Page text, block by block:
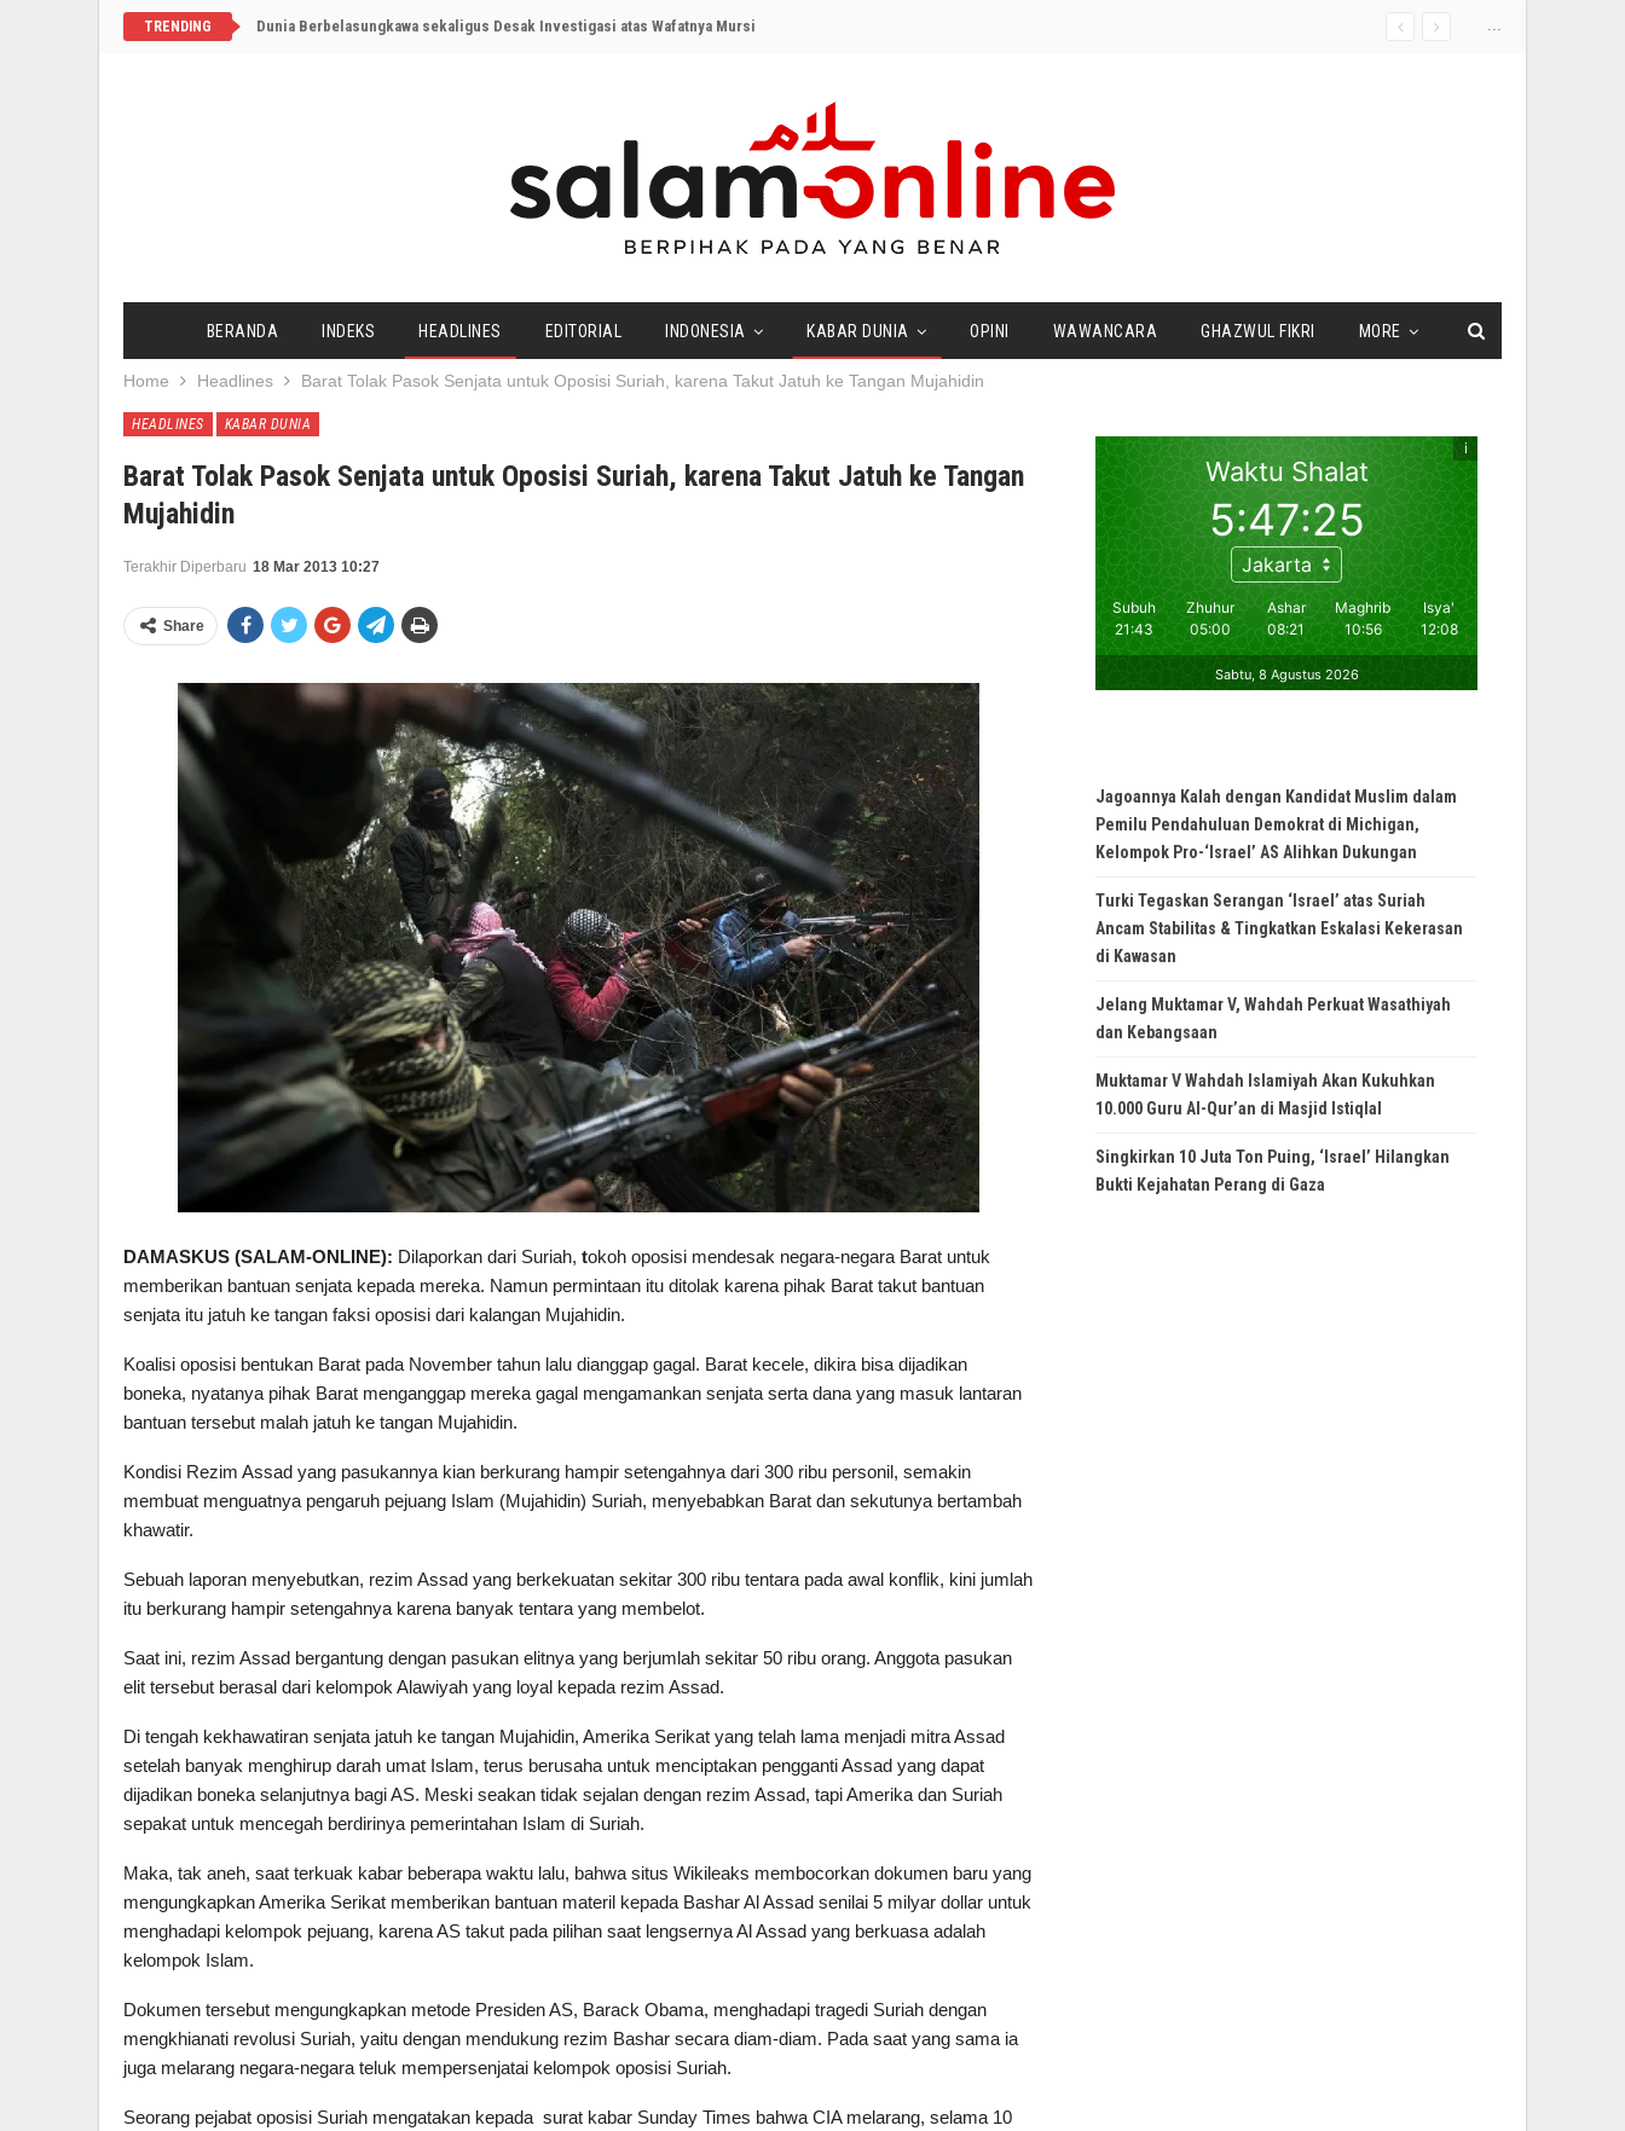
...
TRENDING Dunia Berbelasungkawa sekaligus Desak Investigasi atas Wafatnya Mursi
BERANDA INDEKS HEADLINES EDITORIAL INDONESIA KABAR DUNIA OPINI WAWANCARA GHAZWUL FIKRI MORE
Home Headlines Barat Tolak Pasok Senjata untuk Oposisi Suriah, karena Takut Jatuh ke Tangan Mujahidin
HEADLINES KABAR DUNIA
Barat Tolak Pasok Senjata untuk Oposisi Suriah, karena Takut Jatuh ke Tangan
Mujahidin
Terakhir Diperbaru 18 Mar 2013 10:27
Share
DAMASKUS (SALAM-ONLINE): Dilaporkan dari Suriah, tokoh oposisi mendesak negara-negara Barat untuk
memberikan bantuan senjata kepada mereka. Namun permintaan itu ditolak karena pihak Barat takut bantuan
senjata itu jatuh ke tangan faksi oposisi dari kalangan Mujahidin.
Koalisi oposisi bentukan Barat pada November tahun lalu dianggap gagal. Barat kecele, dikira bisa dijadikan
boneka, nyatanya pihak Barat menganggap mereka gagal mengamankan senjata serta dana yang masuk lantaran
bantuan tersebut malah jatuh ke tangan Mujahidin.
Kondisi Rezim Assad yang pasukannya kian berkurang hampir setengahnya dari 300 ribu personil, semakin
membuat menguatnya pengaruh pejuang Islam (Mujahidin) Suriah, menyebabkan Barat dan sekutunya bertambah
khawatir.
Sebuah laporan menyebutkan, rezim Assad yang berkekuatan sekitar 300 ribu tentara pada awal konflik, kini jumlah
itu berkurang hampir setengahnya karena banyak tentara yang membelot.
Saat ini, rezim Assad bergantung dengan pasukan elitnya yang berjumlah sekitar 50 ribu orang. Anggota pasukan
elit tersebut berasal dari kelompok Alawiyah yang loyal kepada rezim Assad.
Di tengah kekhawatiran senjata jatuh ke tangan Mujahidin, Amerika Serikat yang telah lama menjadi mitra Assad
setelah banyak menghirup darah umat Islam, terus berusaha untuk menciptakan pengganti Assad yang dapat
dijadikan boneka selanjutnya bagi AS. Meski seakan tidak sejalan dengan rezim Assad, tapi Amerika dan Suriah
sepakat untuk mencegah berdirinya pemerintahan Islam di Suriah.
Maka, tak aneh, saat terkuak kabar beberapa waktu lalu, bahwa situs Wikileaks membocorkan dokumen baru yang
mengungkapkan Amerika Serikat memberikan bantuan materil kepada Bashar Al Assad senilai 5 milyar dollar untuk
menghadapi kelompok pejuang, karena AS takut pada pilihan saat lengsernya Al Assad yang berkuasa adalah
kelompok Islam.
Dokumen tersebut mengungkapkan metode Presiden AS, Barack Obama, menghadapi tragedi Suriah dengan
mengkhianati revolusi Suriah, yaitu dengan mendukung rezim Bashar secara diam-diam. Pada saat yang sama ia
juga melarang negara-negara teluk mempersenjatai kelompok oposisi Suriah.
Seorang pejabat oposisi Suriah mengatakan kepada surat kabar Sunday Times bahwa CIA melarang, selama 10
Jagoannya Kalah dengan Kandidat Muslim dalam
Pemilu Pendahuluan Demokrat di Michigan,
Kelompok Pro-‘Israel’ AS Alihkan Dukungan
Turki Tegaskan Serangan ‘Israel’ atas Suriah
Ancam Stabilitas & Tingkatkan Eskalasi Kekerasan
di Kawasan
Jelang Muktamar V, Wahdah Perkuat Wasathiyah
dan Kebangsaan
Muktamar V Wahdah Islamiyah Akan Kukuhkan
10.000 Guru Al-Qur’an di Masjid Istiqlal
Singkirkan 10 Juta Ton Puing, ‘Israel’ Hilangkan
Bukti Kejahatan Perang di Gaza